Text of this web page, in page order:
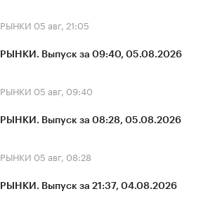
РЫНКИ 05 авг, 21:05
РЫНКИ. Выпуск за 09:40, 05.08.2026
РЫНКИ 05 авг, 09:40
РЫНКИ. Выпуск за 08:28, 05.08.2026
РЫНКИ 05 авг, 08:28
РЫНКИ. Выпуск за 21:37, 04.08.2026